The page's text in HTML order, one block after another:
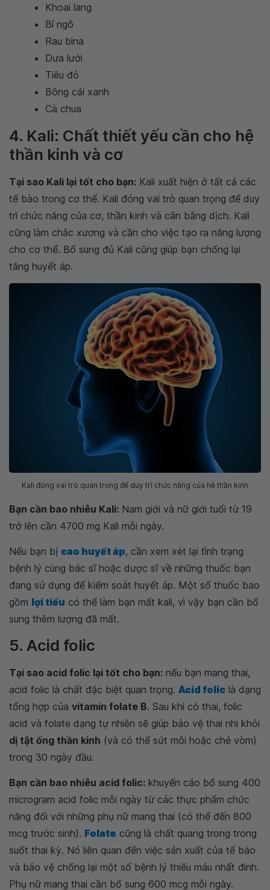
Khoai lang
Bí ngô
Rau bina
Dưa lưới
Tiêu đỏ
Bông cải xanh
Cà chua
4. Kali: Chất thiết yếu cần cho hệ
thần kinh và cơ
Tại sao Kali lại tốt cho bạn: Kali xuất hiện ở tất cả các
tế bào trong cơ thể. Kali đóng vai trò quan trọng để duy
trì chức năng của cơ, thần kinh và cân bằng dịch. Kali
cũng làm chắc xương và cần cho việc tạo ra năng lượng
cho cơ thể. Bổ sung đủ Kali cũng giúp bạn chống lại
tăng huyết áp.
Kali đóng vai trò quan trọng để duy trì chức năng của hệ thần kinh
Bạn cần bao nhiêu Kali: Nam giới và nữ giới tuổi từ 19
trở lên cần 4700 mg Kali mỗi ngày.
Nếu bạn bị cao huyết áp, cần xem xét lại tình trạng
bệnh lý cùng bác sĩ hoặc dược sĩ về những thuốc bạn
đang sử dụng để kiểm soát huyết áp. Một số thuốc bao
gồm lợi tiểu có thể làm bạn mất kali, vì vậy bạn cần bổ
sung thêm lượng đã mất.
5. Acid folic
Tại sao acid folic lại tốt cho bạn: nếu bạn mang thai,
acid folic là chất đặc biệt quan trọng. Acid folic là dạng
tổng hợp của vitamin folate B. Sau khi có thai, folic
acid và folate dạng tự nhiên sẽ giúp bảo vệ thai nhi khỏi
dị tật ống thần kinh (và có thể sứt môi hoặc chẻ vòm)
trong 30 ngày đầu.
Bạn cần bao nhiêu acid folic: khuyến cáo bổ sung 400
microgram acid folic mỗi ngày từ các thực phẩm chức
năng đối với những phụ nữ mang thai (có thể đến 800
mcg trước sinh). Folate cũng là chất quang trong trong
suốt thai kỳ. Nó liên quan đến việc sản xuất của tế bào
và bảo vệ chống lại một số bệnh lý thiếu máu nhất đinh.
Phụ nữ mang thai cần bổ sung 600 mcg mỗi ngày.